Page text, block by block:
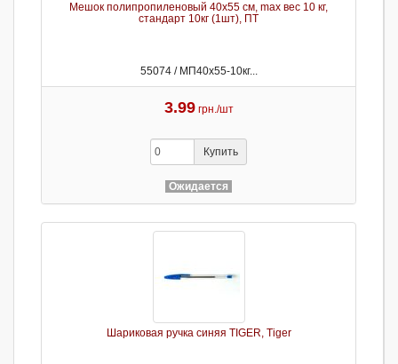
Мешок полипропиленовый 40х55 см, max вес 10 кг,
стандарт 10кг (1шт), ПТ
55074 / МП40х55-10кг...
3.99 грн./шт
Купить
Ожидается
Шариковая ручка синяя TIGER, Tiger